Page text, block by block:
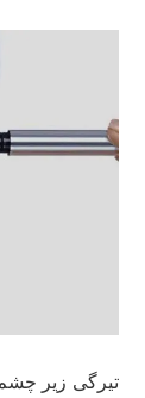
تیرگی زیر